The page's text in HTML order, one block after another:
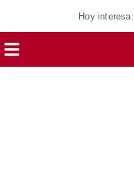
Hoy interesa: